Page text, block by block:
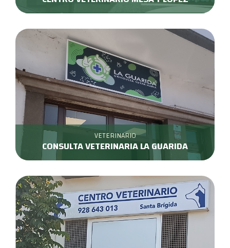
VETERINARIO
CONSULTA VETERINARIA LA GUARIDA